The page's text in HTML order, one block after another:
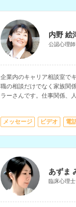
内野 絵
公認心理
企業内のキャリア相談室で
職の相談だけでなく家族関
ラーさんです。仕事関係、
メッセージ ビデオ 電
あずま
臨床心理